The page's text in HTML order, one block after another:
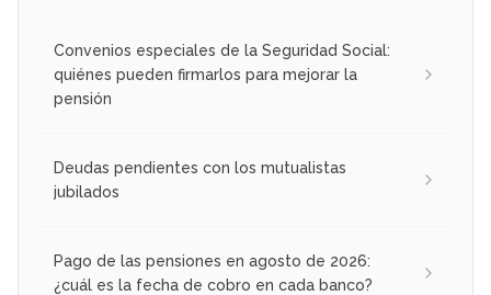
Convenios especiales de la Seguridad Social:
quiénes pueden firmarlos para mejorar la
pensión
Deudas pendientes con los mutualistas
jubilados
Pago de las pensiones en agosto de 2026:
¿cuál es la fecha de cobro en cada banco?